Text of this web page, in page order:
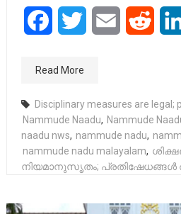
FacebookTwitter Email
Read More
Disciplinary measures are legal;
Nammude Naadu, Nammude
naadu nws, nammude nadu,
nammude nadu malayalam,
നിയമാനുസൃതം;